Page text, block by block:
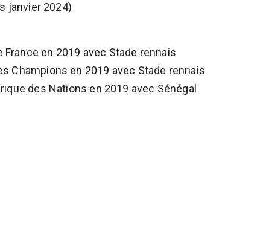
janvier 2024)
France en 2019 avec Stade rennais
Champions en 2019 avec Stade rennais
des Nations en 2019 avec Sénégal